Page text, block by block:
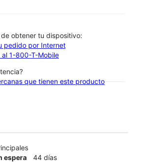
de obtener tu dispositivo:
pedido por Internet
al 1-800-T-Mobile
que tienen este producto
espera
44 días